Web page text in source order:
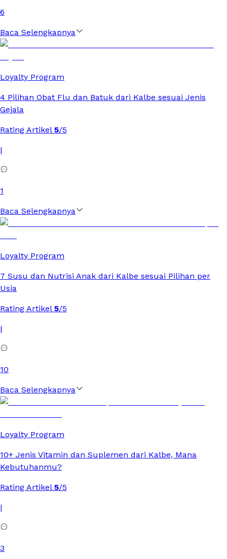
6
Baca Selengkapnya
Loyalty Program
4 Pilihan Obat Flu dan Batuk dari Kalbe sesuai Jenis
Gejala
Rating Artikel 5/5
|
1
Baca Selengkapnya
Loyalty Program
7 Susu dan Nutrisi Anak dari Kalbe sesuai Pilihan per
Usia
Rating Artikel 5/5
|
10
Baca Selengkapnya
Loyalty Program
10+ Jenis Vitamin dan Suplemen dari Kalbe, Mana
Kebutuhanmu?
Rating Artikel 5/5
|
3